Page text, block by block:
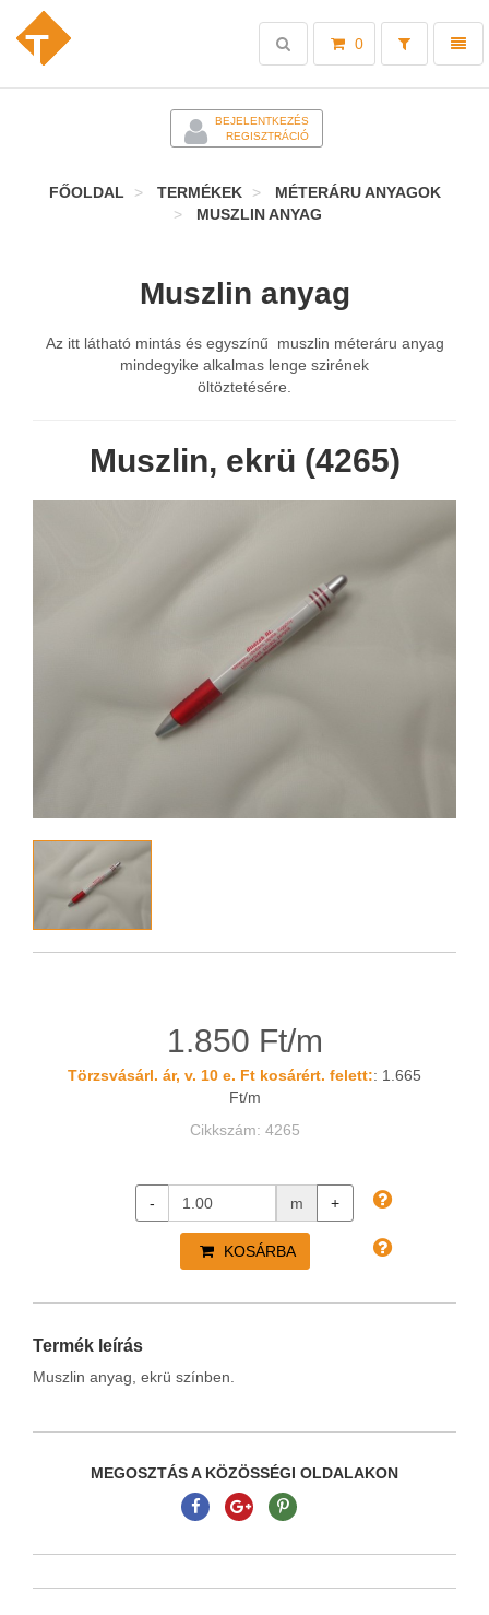
Toggle
0
Toggle
search
BEJELENTKEZÉS
REGISZTRÁCIÓ
FŐOLDAL TERMÉKEK
MÉTERÁRU ANYAGOK
MUSZLIN ANYAG
Muszlin anyag
Az itt látható mintás és egyszínű muszlin méteráru anyag
mindegyike alkalmas lenge szirének
öltöztetésére.
Muszlin, ekrü (4265)
1.850 Ft/m
Törzsvásárl. ár, v. 10 e. Ft kosárért. felett:: 1.665
Ft/m
Cikkszám: 4265
- m +
KOSÁRBA
Termék leírás
Muszlin anyag, ekrü színben.
MEGOSZTÁS A KÖZÖSSÉGI OLDALAKON